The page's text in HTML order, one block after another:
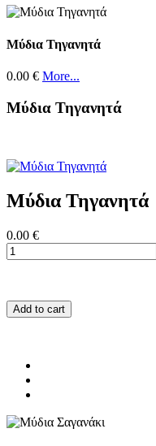
Μύδια Τηγανητά
0.00 € More...
Μύδια Τηγανητά
Μύδια Τηγανητά
0.00 €
Add to cart